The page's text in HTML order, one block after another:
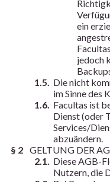
ein
jedoch
1.5. Die nicht
im Sinne des
1.6. Facultas ist
Dienst (oder
Services/
abzuändern.
§ 2 GELTUNG DER
2.1. Diese AGB-
Nutzern, die